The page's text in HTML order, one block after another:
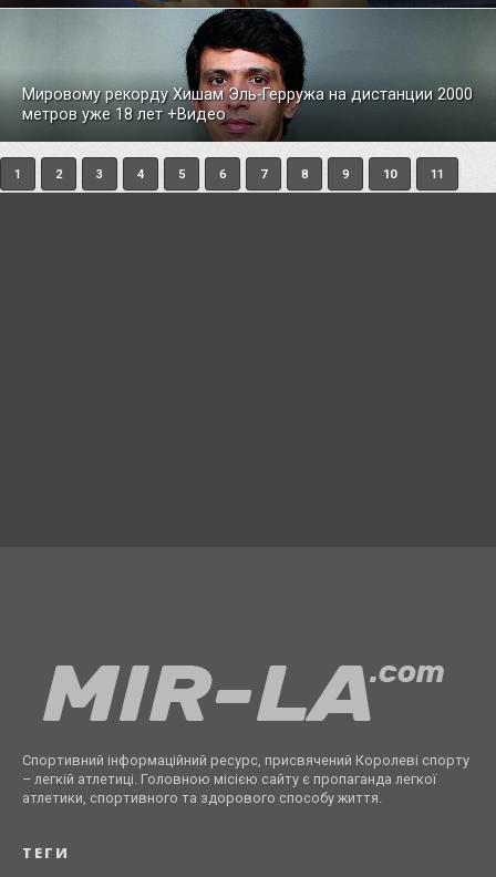
Мировому рекорду Хишам Эль-Герружа на дистанции 2000
метров уже 18 лет +Видео
1 2 3 4 5 6 7 8 9 10 11
Спортивний інформаційний ресурс, присвячений Королеві спорту
– легкій атлетиці. Головною місією сайту є пропаганда легкої
атлетики, спортивного та здорового способу життя.
ТЕГИ